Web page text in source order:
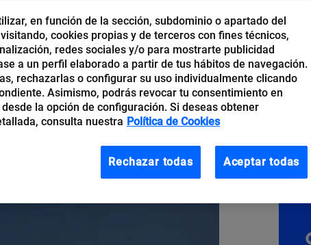
en función de la sección, subdominio o apartado del
cookies propias y de terceros con fines técnicos,
redes sociales y/o para mostrarte publicidad
a un perfil elaborado a partir de tus hábitos de navegación.
rechazarlas o configurar su uso individualmente clicando
Asimismo, podrás revocar tu consentimiento en
la opción de configuración. Si deseas obtener
consulta nuestra Política de Cookies
Rechazar todas Aceptar todas